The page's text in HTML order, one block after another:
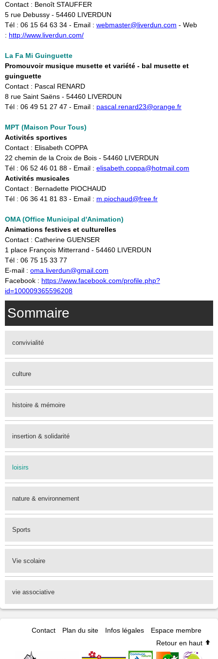
Contact : Benoît STAUFFER
5 rue Debussy - 54460 LIVERDUN
Tél : 06 15 64 63 34 - Email : ​ webmaster@liverdun.com - Web
: http://www.liverdun.com/
La Fa Mi Guinguette
Promouvoir musique musette et variété - bal musette et
guinguette
Contact : Pascal RENARD
8 rue Saint Saëns - 54460 LIVERDUN
Tél : 06 49 51 27 47 - Email : pascal.renard23@orange.fr
MPT (Maison Pour Tous)
Activités sportives
Contact : Elisabeth COPPA
22 chemin de la Croix de Bois - 54460 LIVERDUN
Tél : 06 52 46 01 88 - Email : elisabeth.coppa@hotmail.com
Activités musicales
Contact : Bernadette PIOCHAUD
Tél : 06 36 41 81 83 - Email : m.piochaud@free.fr
OMA (Office Municipal d'Animation)
Animations festives et culturelles
Contact : Catherine GUENSER
1 place François Mitterrand - 54460 LIVERDUN
Tél : 06 75 15 33 77
E-mail : oma.liverdun@gmail.com
Facebook : https://www.facebook.com/profile.php?
id=100009365596208
Sommaire
convivialité
culture
histoire & mémoire
insertion & solidarité
loisirs
nature & environnement
Sports
Vie scolaire
vie associative
Contact Plan du site Infos légales
Espace membre
Retour en haut